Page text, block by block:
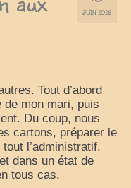
JUIN 2026
Tout d’abord
mon mari, puis
Du coup, nous
cartons, préparer le
l’administratif.
dans un état de
tous cas.